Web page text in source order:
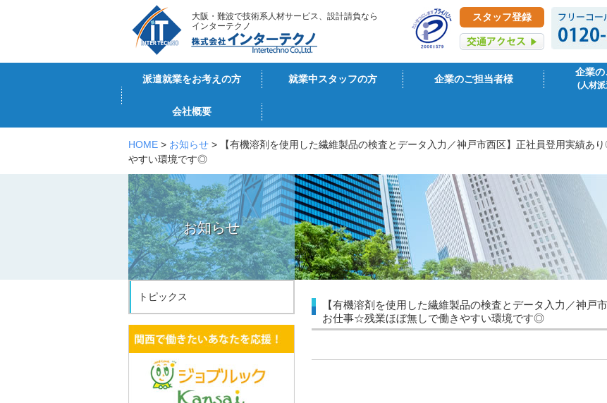
大阪・難波で技術系人材サービス、設計請負なら
インターテクノ
スタッフ登録
派遣就業をお考えの方 就業中スタッフの方 企業のご担当者様
企業
(人材
会社概要
HOME > お知らせ > 【有機溶剤を使用した繊維製品の検査とデータ入力／神戸市西区】正社員登用実績あ
やすい環境です◎
【有機溶剤を使用した繊維製品の検査とデータ入力／神
お仕事☆残業ほぼ無しで働きやすい環境です◎
お知らせ
トピックス